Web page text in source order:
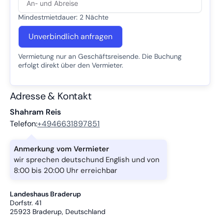
Mindestmietdauer: 2 Nächte
Unverbindlich anfragen
Vermietung nur an Geschäftsreisende. Die Buchung
erfolgt direkt über den Vermieter.
Adresse & Kontakt
Shahram Reis
Telefon:+4946631897851
Anmerkung vom Vermieter
wir sprechen deutschund English und von
8:00 bis 20:00 Uhr erreichbar
Landeshaus Braderup
Dorfstr. 41
25923 Braderup, Deutschland